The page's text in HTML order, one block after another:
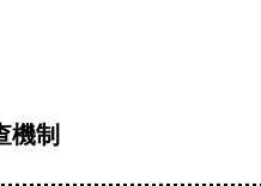
機制